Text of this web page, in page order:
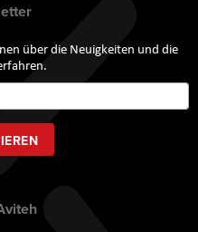
über die Neuigkeiten und die